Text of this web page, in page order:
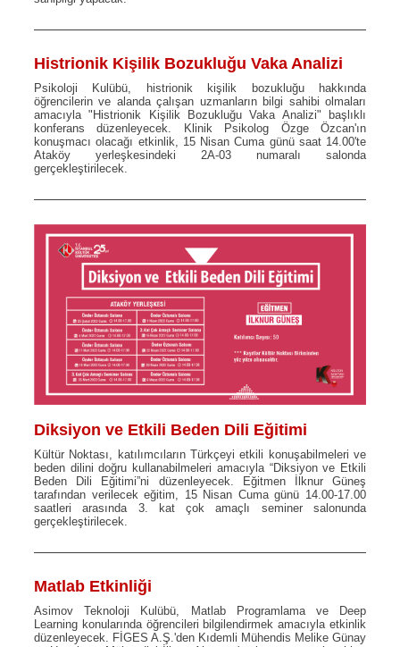
Histrionik Kişilik Bozukluğu Vaka Analizi
Psikoloji Kulübü, histrionik kişilik bozukluğu hakkında
öğrencilerin ve alanda çalışan uzmanların bilgi sahibi olmaları
amacıyla "Histrionik Kişilik Bozukluğu Vaka Analizi" başlıklı
konferans düzenleyecek. Klinik Psikolog Özge Özcan'ın
konuşmacı olacağı etkinlik, 15 Nisan Cuma günü saat 14.00'te
Ataköy yerleşkesindeki 2A-03 numaralı salonda
gerçekleştirilecek.
Diksiyon ve Etkili Beden Dili Eğitimi
Kültür Noktası, katılımcıların Türkçeyi etkili konuşabilmeleri ve
beden dilini doğru kullanabilmeleri amacıyla “Diksiyon ve Etkili
Beden Dili Eğitimi”ni düzenleyecek. Eğitmen İlknur Güneş
tarafından verilecek eğitim, 15 Nisan Cuma günü 14.00-17.00
saatleri arasında 3. kat çok amaçlı seminer salonunda
gerçekleştirilecek.
Matlab Etkinliği
Asimov Teknoloji Kulübü, Matlab Programlama ve Deep
Learning konularında öğrencileri bilgilendirmek amacıyla etkinlik
düzenleyecek. FİGES A.Ş.'den Kıdemli Mühendis Melike Günay